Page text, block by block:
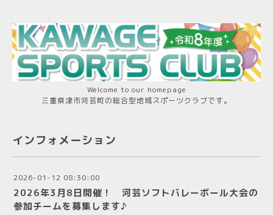
Welcome to our homepage
三重県津市河芸町の総合型地域スポーツクラブです。
インフォメーション
2026-01-12 08:30:00
2026年3月8日開催！ 河芸ソフトバレーボール大会の
参加チームを募集します♪